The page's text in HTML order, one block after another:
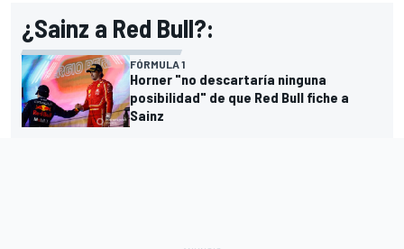
¿Sainz a Red Bull?:
FÓRMULA 1
Horner "no descartaría ninguna
posibilidad" de que Red Bull fiche a
Sainz